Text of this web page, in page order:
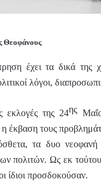
Θεοφάνους
έχει τα δικά της
λόγοι,
εκλογές της 24ης
έκβαση τους
τα δυο
πολιτών. Ως εκ
ίδιοι προσδοκούσαν.